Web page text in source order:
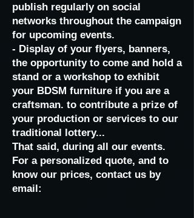
publish regularly on social
networks throughout the campaign
for upcoming events.
- Display of your flyers, banners,
the opportunity to come and hold a
stand or a workshop to exhibit
your BDSM furniture if you are a
craftsman. to contribute a prize of
your production or services to our
traditional lottery...
That said, during all our events.
For a personalized quote, and to
know our prices, contact us by
email: